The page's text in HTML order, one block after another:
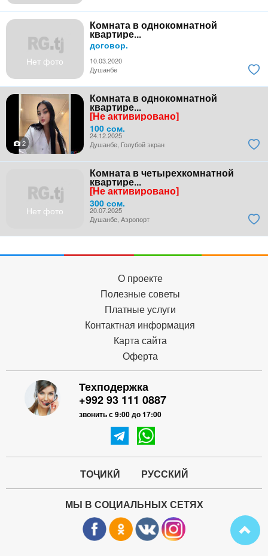
Нет фото
Комната в однокомнатной
квартире...
договор.
10.03.2020
Душанбе
Комната в однокомнатной
квартире...
[Не активировано]
100 сом.
24.12.2025
2
Душанбе, Голубой экран
Нет фото
Комната в четырехкомнатной
квартире...
[Не активировано]
300 сом.
20.07.2025
Душанбе, Аэропорт
О проекте
Полезные советы
Платные услуги
Контактная информация
Карта сайта
Оферта
Техподержка
+992 93 111 0887
звонить с 9:00 до 17:00
ТОҶИКӢ РУССКИЙ
МЫ В СОЦИАЛЬНЫХ СЕТЯХ